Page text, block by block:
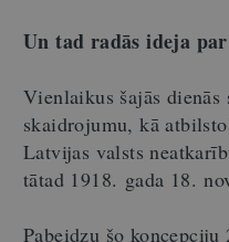
Un tad radās ideja
Vienlaikus šajās dienās
skaidrojumu, kā
Latvijas valsts
tātad 1918. gada 18.
Pabeidzu šo